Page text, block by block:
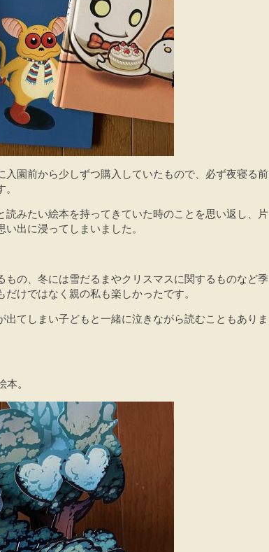
入園前から少しずつ購入していたもので、必ず夜寝る前
読みたい絵本を持ってきていた時のことを思い返し、片
出に浸ってしまいました。
もの、冬には雪だるまやクリスマスに関するものなど季
けではなく親の私も楽しかったです。
出てしまい子どもと一緒に泣きながら読むこともありま
。